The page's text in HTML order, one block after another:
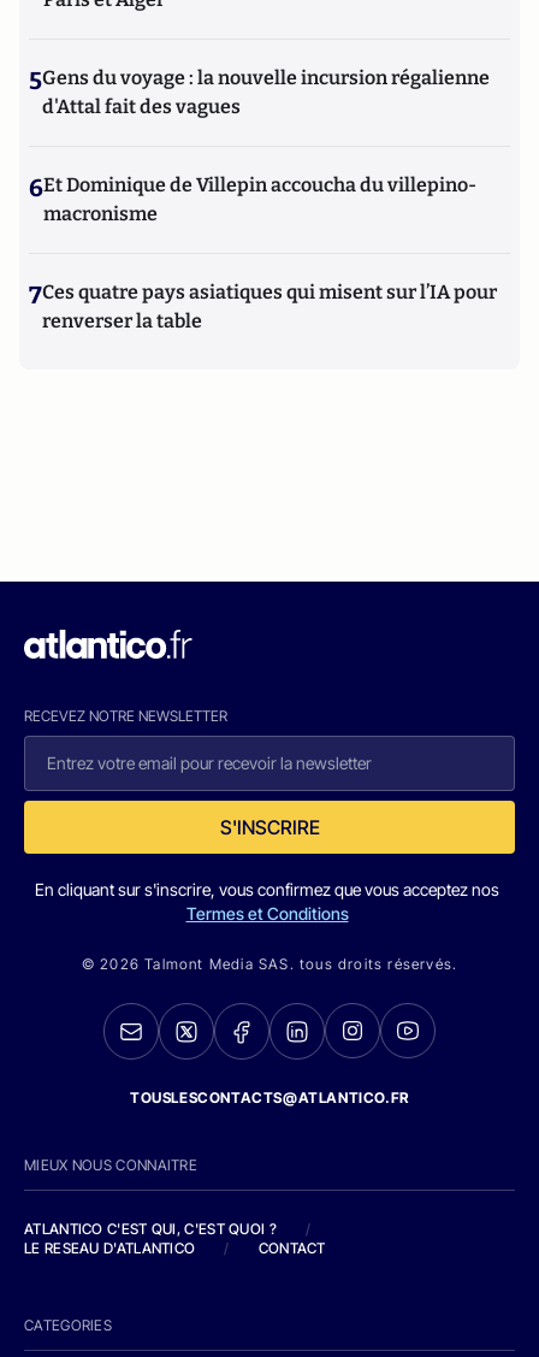
5Gens du voyage : la nouvelle incursion régalienne
d'Attal fait des vagues
6Et Dominique de Villepin accoucha du villepino-
macronisme
7Ces quatre pays asiatiques qui misent sur l’IA pour
renverser la table
RECEVEZ NOTRE NEWSLETTER
S'INSCRIRE
En cliquant sur s'inscrire, vous confirmez que vous acceptez nos
Termes et Conditions
© 2026 Talmont Media SAS. tous droits réservés.
TOUSLESCONTACTS@ATLANTICO.FR
MIEUX NOUS CONNAITRE
ATLANTICO C'EST QUI, C'EST QUOI ?
/
LE RESEAU D'ATLANTICO
/ CONTACT
CATEGORIES